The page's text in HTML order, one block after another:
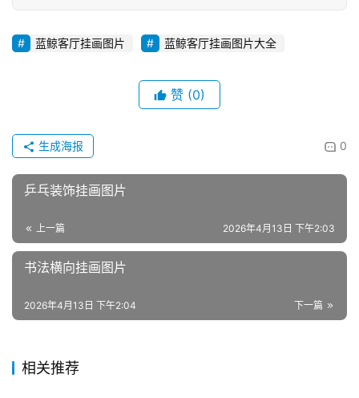
蓝鲸客厅挂画图片 蓝鲸客厅挂画图片大全
赞 (0)
0
生成海报
乒乓装饰挂画图片
上一篇 2026年4月13日 下午2:03
书法横向挂画图片
下一篇
2026年4月13日 下午2:04
相关推荐